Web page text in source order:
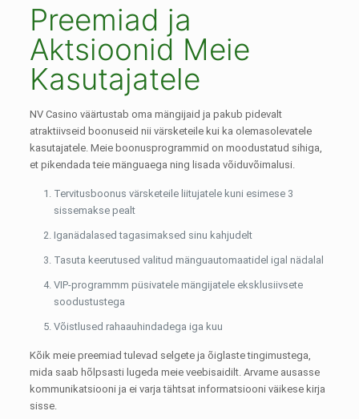
Preemiad ja
Aktsioonid Meie
Kasutajatele
NV Casino väärtustab oma mängijaid ja pakub pidevalt
atraktiivseid boonuseid nii värsketeile kui ka olemasolevatele
kasutajatele. Meie boonusprogrammid on moodustatud sihiga,
et pikendada teie mänguaega ning lisada võiduvõimalusi.
Tervitusboonus värsketeile liitujatele kuni esimese 3
sissemakse pealt
Iganädalased tagasimaksed sinu kahjudelt
Tasuta keerutused valitud mänguautomaatidel igal nädalal
VIP-programmm püsivatele mängijatele eksklusiivsete
soodustustega
Võistlused rahaauhindadega iga kuu
Kõik meie preemiad tulevad selgete ja õiglaste tingimustega,
mida saab hõlpsasti lugeda meie veebisaidilt. Arvame ausasse
kommunikatsiooni ja ei varja tähtsat informatsiooni väikese kirja
sisse.